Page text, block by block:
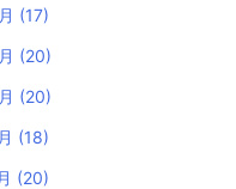
(17)
(20)
(20)
(18)
(20)